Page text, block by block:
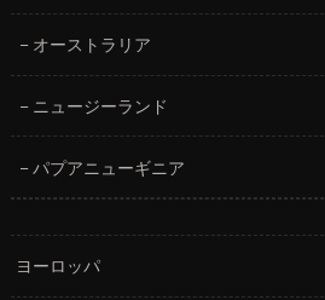
オーストラリア
ニュージーランド
パプアニューギニア
ヨーロッパ